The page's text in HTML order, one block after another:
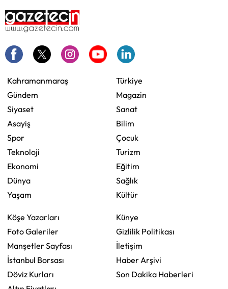
Kahramanmaraş
Gündem
Siyaset
Asayiş
Spor
Teknoloji
Ekonomi
Dünya
Yaşam
Türkiye
Magazin
Sanat
Bilim
Çocuk
Turizm
Eğitim
Sağlık
Kültür
Köşe Yazarları
Foto Galeriler
Manşetler Sayfası
İstanbul Borsası
Döviz Kurları
Künye
Gizlilik Politikası
İletişim
Haber Arşivi
Son Dakika Haberleri